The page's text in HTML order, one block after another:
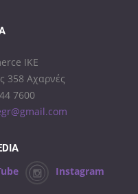
IKE
358 Αχαρνές
7600
Instagram